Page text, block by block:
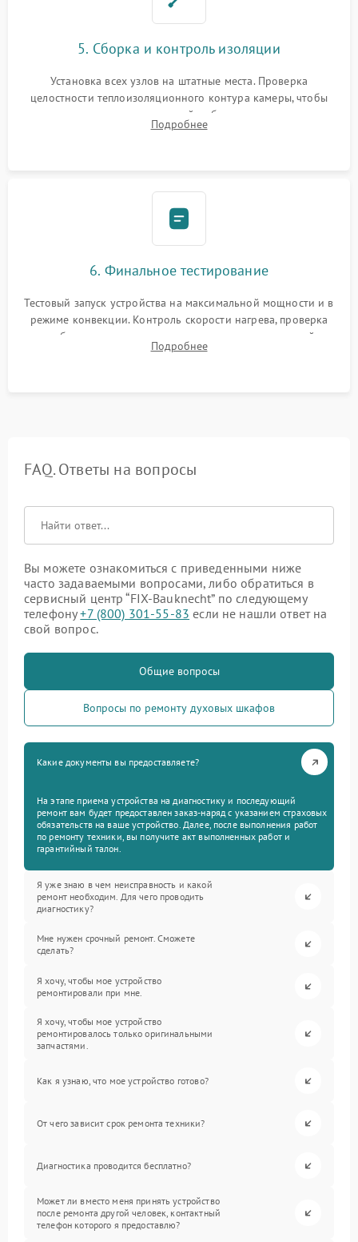
5. Сборка и контроль изоляции
Установка всех узлов на штатные места. Проверка
целостности теплоизоляционного контура камеры, чтобы
исключить перегрев кухонной мебели и потерю тепла.
Надежная фиксация клемм и сборка корпуса шкафа.
Подробнее
6. Финальное тестирование
Тестовый запуск устройства на максимальной мощности и в
режиме конвекции. Контроль скорости нагрева, проверка
срабатывания термостата при достижении заданной
температуры и тест на отсутствие утечек тока.
Подробнее
FAQ. Ответы на вопросы
Вы можете ознакомиться с приведенными ниже
часто задаваемыми вопросами, либо обратиться в
сервисный центр “FIX-Bauknecht” по следующему
телефону+7 (800) 301-55-83 если не нашли ответ на
свой вопрос.
Общие вопросы
Вопросы по ремонту духовых шкафов
Какие документы вы предоставляете?
На этапе приема устройства на диагностику и последующий
ремонт вам будет предоставлен заказ-наряд с указанием страховых
обязательств на ваше устройство. Далее, после выполнения работ
по ремонту техники, вы получите акт выполненных работ и
гарантийный талон.
Я уже знаю в чем неисправность и какой
ремонт необходим. Для чего проводить
диагностику?
Мне нужен срочный ремонт. Сможете
сделать?
Я хочу, чтобы мое устройство
ремонтировали при мне.
Я хочу, чтобы мое устройство
ремонтировалось только оригинальными
запчастями.
Как я узнаю, что мое устройство готово?
От чего зависит срок ремонта техники?
Диагностика проводится бесплатно?
Может ли вместо меня принять устройство
после ремонта другой человек, контактный
телефон которого я предоставлю?